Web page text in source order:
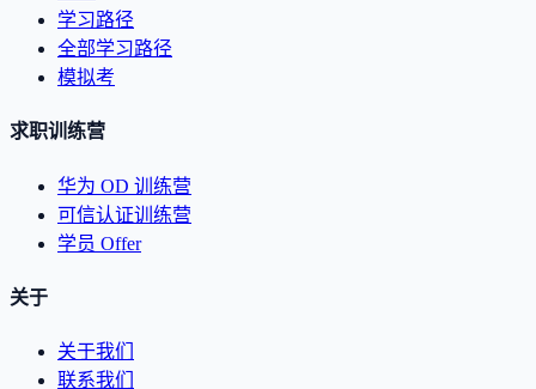
学习路径
全部学习路径
模拟考
求职训练营
华为 OD 训练营
可信认证训练营
学员 Offer
关于
关于我们
联系我们